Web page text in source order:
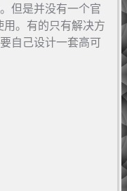
但是并没有一个官
。有的只有解决方
自己设计一套高可